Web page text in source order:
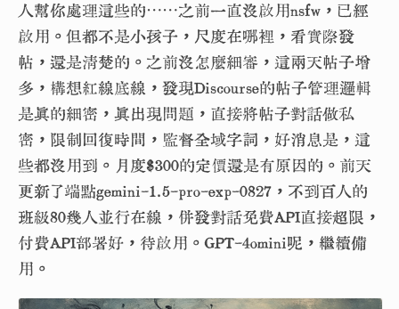
人幫你處理這些的⋯⋯之前一直沒啟用nsfw，已經
啟用。但都不是小孩子，尺度在哪裡，看實際發
帖，還是清楚的。之前沒怎麼細審，這兩天帖子增
多，構想紅線底線，發現Discourse的帖子管理邏輯
是真的細密，真出現問題，直接將帖子對話做私
密，限制回復時間，監督全域字詞，好消息是，這
些都沒用到。月度$300的定價還是有原因的。前天
更新了端點gemini-1.5-pro-exp-0827，不到百人的
班級80幾人並行在線，併發對話免費API直接超限，
付費API部署好，待啟用。GPT-4omini呢，繼續備
用。